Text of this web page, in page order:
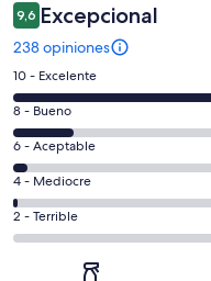
9,6 Excepcional
238 opiniones
Evaluación:
10
-
Excelente.
199
de
238
opiniones
10 - Excelente
Evaluación:
8
-
Bueno.
31
de
opiniones
8 - Bueno
Evaluación:
6
-
Aceptable.
6
6 - Aceptable
Evaluación:
4
-
4 - Mediocre
Evaluación:
2
2 - Terrible